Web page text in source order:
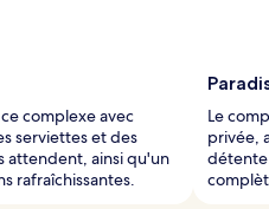
complexe avec
serviettes et des
attendent, ainsi qu'un
rafraîchissantes.
Le
privée,